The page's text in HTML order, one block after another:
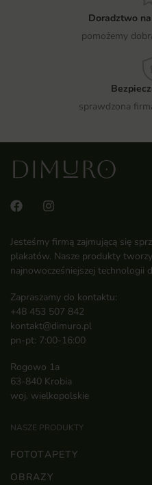
Doradztwo
pomożemy
sprawdzona
Jesteśmy firmą zajmującą się
plakatów. Nasze produkty
najnowocześniejszej technologii
Zapraszamy do kontaktu:
+48 453 507 842
kontakt@dimuro.pl
pn-pt: 7:00-16:00
Rogowo 1a
63-840 Krobia
woj. wielkopolskie
NASZE PRODUKTY
FOTOTAPETY
OBRAZY